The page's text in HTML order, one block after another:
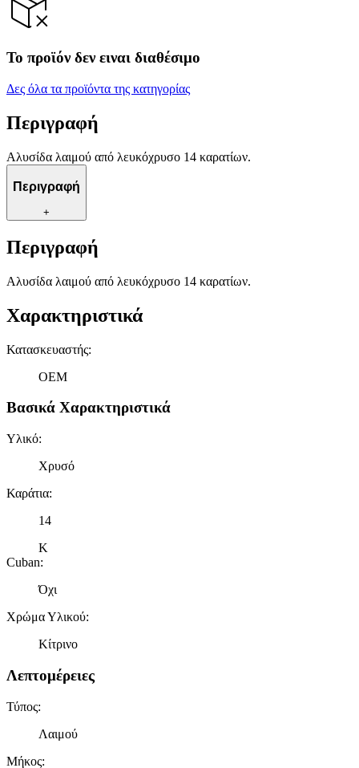
Το προϊόν δεν ειναι διαθέσιμο
Δες όλα τα προϊόντα της κατηγορίας
Περιγραφή
Αλυσίδα λαιμού από λευκόχρυσο 14 καρατίων.
Περιγραφή
+
Περιγραφή
Αλυσίδα λαιμού από λευκόχρυσο 14 καρατίων.
Χαρακτηριστικά
Κατασκευαστής:
OEM
Βασικά Χαρακτηριστικά
Υλικό:
Χρυσό
Καράτια:
14
Κ
Cuban:
Όχι
Χρώμα Υλικού:
Κίτρινο
Λεπτομέρειες
Τύπος:
Λαιμού
Μήκος: